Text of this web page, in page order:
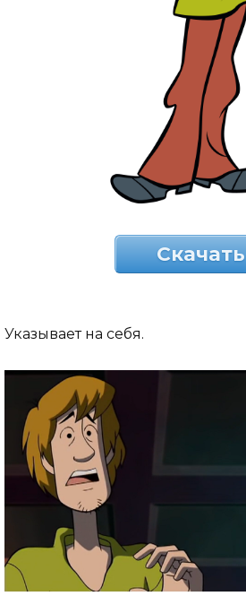
Скачать
Указывает на себя.